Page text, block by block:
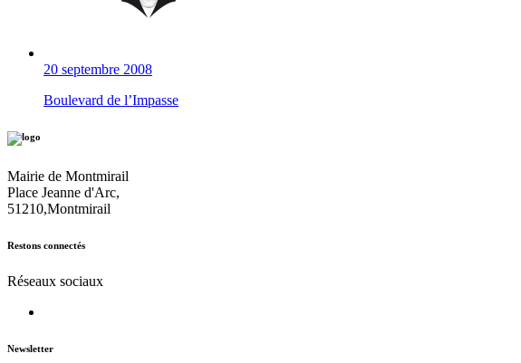
20 septembre 2008
Boulevard de l’Impasse
Mairie de Montmirail
Place Jeanne d'Arc,
51210,Montmirail
Restons connectés
Réseaux sociaux
Newsletter